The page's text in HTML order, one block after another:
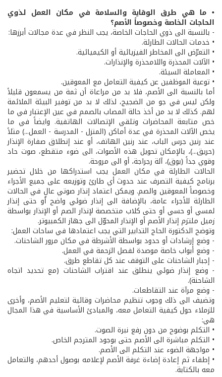
• ما هي طرق الوقاية والسلامة في مكان العمل لذوي
الحاجات الخاصة وخصوصاً الأصم؟
- بالنسبة الى ذوي الحاجات الخاصة، يجب النظر في عدة مجالات أبرزها:
• خدمات الحالات الطارئة.
• التعرّض الى المخاطر الفيزيائية أو الكيميائية.
• الآلات المحذرة واللامحذرة والإنذارات.
• المعاملة السيئة.
• توعية الموظفين عن كيفية التعامل مع المعوقين.
أما بالنسبة الى الأصم، فلا بد من مراعاة أن ثمة من يسمعون قليلاً
ولكن ليس في جو من الضجيج، لذلك لا بد من توفير البيئة الملائمة
لهم. كذلك لا بد من أخذ حالة المصاب بالصمم في عين الإعتبار في ما
خص متابعة المحاضرات وتلقي الإتصالات الهاتفية. وايضاً في ما
يخص الآلات المحذرة في عدة أماكن (المنزل - المدرسة - العمل...) مثلاً
عند رنين جرس الباب، عند رنين الهاتف، أو عند إنطلاق صفارة الإنذار
(حريق...)، بالإمكان تحويل هذه الأصوات، الى ضوء متقطع، صوت حاد
وقوي جداً (بوق)، آلة رجراجة، أو الى مروحة.
الحالات الطارئة في مكان العمل يجب استدراكها من خلال تحضير
برنامج كيفية التصرف عند حدوث أي طارئ وتوزيعه على جميع الأجراء
وخصوصاً المعوقين والصم. ويمكن اعتماد إنذار صوتي عالٍ في الحالات
الطارئة للأجراء عامة، بالإضافة الى إنذار ضوئي واضح أو حتى إنذار
لمسي أو حسي أو حتى كلاب متخصصة لإنذار الصم أو الإنذار بواسطة
زميل ملتزم إنذار الأصم أو الإنذار المحوّل الى جهاز الكمبيوتر.
وتوضح الدكتورة الحاج التدابير التي يجب اعتمادها في ساحات العمل:
- وضع إرشادات أو حدود بواسطة الأشرطة في مكان مرور الشاحنات.
- وضع أبواب خاصة موصدة لفصل الزحمة في العمل.
- إجبار الشاحنات على التوقف عند كل تقاطع طرق.
- وضع إنذار ضوئي ينطلق عند اقتراب الشاحنات (مع تحديد اتجاه
الشاحنة).
- وضع مرآة عند التقاطعات.
وتضيف الى ذلك وجوب تنظيم محاضرات وقائية لتعليم الأصم، وأخرى
للزملاء حول كيفية التعامل معه، والمبادئ الأساسية في هذا المجال
هي:
• التكلم بوضوح من دون رفع نبرة الصوت.
• التكلم مباشرة الى الأصم حتى بوجود المترجم الخاص.
• مواجهة الضوء عند التكلم الى الأصم.
• إطفاء ثم إعادة إضاءة غرفة الأصم لإعلامه بوصول أحدهم، والتعامل
معه بالكتابة.